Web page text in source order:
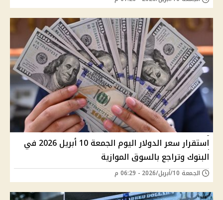
استقرار سعر الدولار اليوم الجمعة 10 أبريل 2026 في
البنوك وتراجع بالسوق الموازية
الجمعة 10/أبريل/2026 - 06:29 م